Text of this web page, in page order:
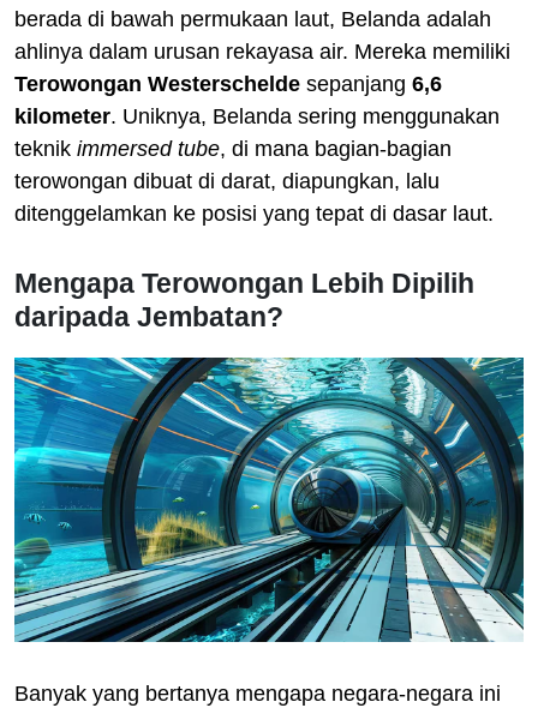
berada di bawah permukaan laut, Belanda adalah
ahlinya dalam urusan rekayasa air. Mereka memiliki
Terowongan Westerschelde sepanjang 6,6
kilometer. Uniknya, Belanda sering menggunakan
teknik immersed tube, di mana bagian-bagian
terowongan dibuat di darat, diapungkan, lalu
ditenggelamkan ke posisi yang tepat di dasar laut.
Mengapa Terowongan Lebih Dipilih
daripada Jembatan?
Banyak yang bertanya mengapa negara-negara ini